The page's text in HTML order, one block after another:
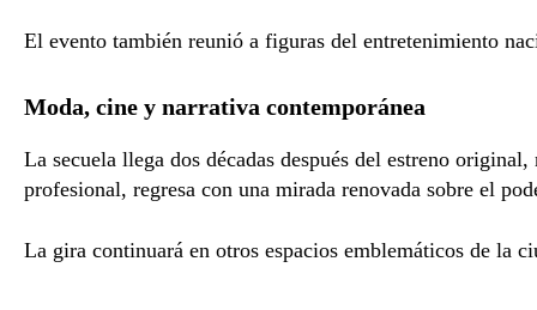
El evento también reunió a figuras del entretenimiento
Moda, cine y narrativa contemporánea
La secuela llega dos décadas después del estreno
profesional, regresa con una mirada renovada sobre el
La gira continuará en otros espacios emblemáticos de la